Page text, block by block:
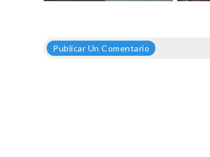
Publicar Un Comentario